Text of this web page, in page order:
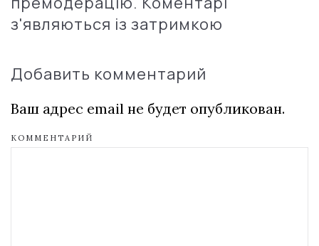
з'являються із затримкою
Добавить комментарий
Ваш адрес email не будет опубликован.
КОММЕНТАРИЙ